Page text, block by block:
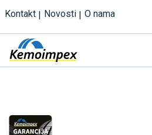
Kontakt Novosti O nama